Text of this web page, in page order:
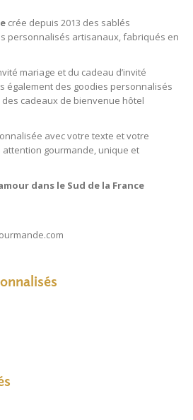
crée depuis 2013 des sablés
personnalisés artisanaux, fabriqués en
mariage et du cadeau d’invité
également des goodies personnalisés
cadeaux de bienvenue hôtel
avec votre texte et votre
gourmande, unique et
dans le Sud de la France